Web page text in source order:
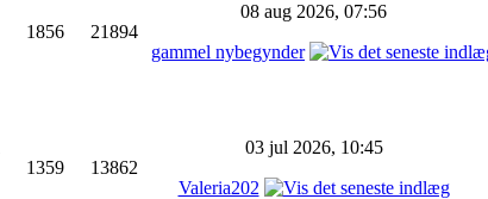
1856 21894
08 aug 2026, 07:56
gammel nybegynder
1359 13862
03 jul 2026, 10:45
Valeria202